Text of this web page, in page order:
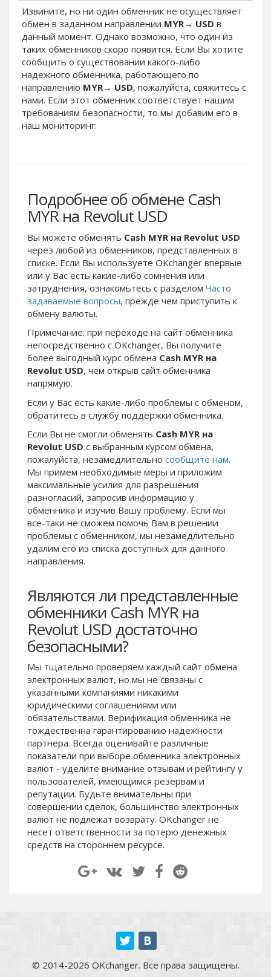
Извините, но ни один обменник не осуществляет
обмен в заданном направлении MYR→ USD в
данный момент. Однако возможно, что один из
таких обменников скоро появится. Если Вы хотите
сообщить о существовании какого-либо
надежного обменника, работающего по
направлению MYR→ USD, пожалуйста, свяжитесь с
нами. Если этот обменник соответствует нашим
требованиям безопасности, то мы добавим его в
наш мониторинг.
Подробнее об обмене Cash
MYR на Revolut USD
Вы можете обменять Cash MYR на Revolut USD
через любой из обменников, представленных в
списке. Если Вы используете OKchanger впервые
или у Вас есть какие-либо сомнения или
затруднения, ознакомьтесь с разделом Часто
задаваемые вопросы, прежде чем приступить к
обмену валюты.
Примечание: при переходе на сайт обменника
непосредственно c OKchanger, Вы получите
более выгодный курс обмена Cash MYR на
Revolut USD, чем открыв сайт обменника
напрямую.
Если у Вас есть какие-либо проблемы с обменом,
обратитесь в службу поддержки обменника.
Если Вы не смогли обменять Cash MYR на
Revolut USD с выбранным курсом обмена,
пожалуйста, незамедлительно сообщите нам.
Мы примем необходимые меры и приложим
максимальные усилия для разрешения
разногласий, запросив информацию у
обменника и изучив Вашу проблему. Если мы
все-таки не сможем помочь Вам в решении
проблемы c обменником, мы незамедлительно
удалим его из списка доступных для данного
направления.
Являются ли представленные
обменники Cash MYR на
Revolut USD достаточно
безопасными?
Мы тщательно проверяем каждый сайт обмена
электронных валют, но мы не связаны c
указанными компаниями никакими
юридическими соглашениями или
обязательствами. Верификация обменника не
тождественна гарантированию надежности
партнера. Всегда оценивайте различные
показатели при выборе обменника электронных
валют - уделите внимание отзывам и рейтингу у
пользователей, имеющимся резервам и
репутации. Будьте внимательны при
совершении сделок, большинство электронных
валют не подлежат возврату. OKchanger не
несет ответственности за потерю денежных
средств на стороннем ресурсе.
PayPal SGD
PayPal SEK
PayPal CHF
PayPal MYR
Webmoney WMZ
Webmoney WMR
Webmoney WME
Webmoney WMU
Webmoney WMB
Skril USD
Skril EUR
Skril INR
Skril PLN
Skril GBP
Skril AUD
Skril SEK
Paxum USD
Paxum EUR
Epay EUR
Phone Balance RUB
Phone Balance UAH
Phone Balance AMD
Neteller USD
Neteller EUR
Neteller INR
Neteller PLN
Neteller GBP
Neteller SEK
PaySera USD
PaySera EUR
PaySera PLN
AliPay CNY
UnionPay CNY
Paymer USD
Paymer RUB
Paymer UAH
Capitalist USD
Capitalist RUB
Capitalist EUR
Payoneer USD
Payoneer EUR
(BUSD)
Piastrix USD
Piastrix EUR
PayPal SEK
PayPal CHF
PayPal MYR
Webmoney WMZ
Webmoney WMR
Webmoney WME
Webmoney WMB
Skril EUR
Skril INR
Skril PLN
Skril GBP
Skril AUD
Skril SEK
Paxum USD
Paxum EUR
Epay EUR
Phone Balance RUB
Phone Balance UAH
Phone Balance AMD
Neteller USD
Neteller EUR
Neteller INR
Neteller PLN
Neteller GBP
Neteller SEK
PaySera USD
PaySera EUR
AliPay CNY
UnionPay CNY
Paymer USD
Paymer RUB
Paymer UAH
Capitalist USD
Capitalist RUB
Capitalist EUR
Payoneer USD
Payoneer EUR
Revolut Binance USD
(BUSD)
Revolut USD
Global24 UAH
© 2014-2026 OKchanger. Все права защищены.